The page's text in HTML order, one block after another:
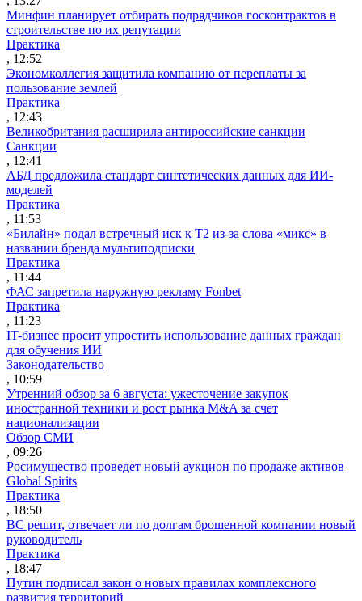
Минфин планирует отбирать подрядчиков госконтрактов в
строительстве по их репутации
Практика
, 12:52
Экономколлегия защитила компанию от переплаты за
пользование землей
Практика
, 12:43
Великобритания расширила антироссийские санкции
Санкции
, 12:41
АБД предложила стандарт синтетических данных для ИИ-
моделей
Практика
, 11:53
«Билайн» подал встречный иск к Т2 из-за слова «микс» в
названии бренда мультиподписки
Практика
, 11:44
ФАС запретила наружную рекламу Fonbet
Практика
, 11:23
IT-бизнес просит упростить использование данных граждан
для обучения ИИ
Законодательство
, 10:59
Утренний обзор за 6 августа: ужесточение закупок
иностранной техники и рост рынка M&A за счет
национализации
Обзор СМИ
, 09:26
Росимущество проведет новый аукцион по продаже активов
Global Spirits
Практика
, 18:50
ВС решит, отвечает ли по долгам брошенной компании новый
руководитель
Практика
, 18:47
Путин подписал закон о новых правилах комплексного
развития территорий